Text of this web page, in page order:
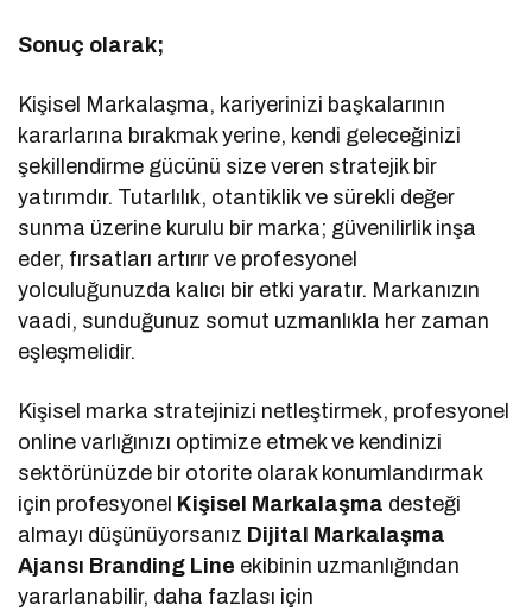
Sonuç olarak;
Kişisel Markalaşma, kariyerinizi başkalarının
kararlarına bırakmak yerine, kendi geleceğinizi
şekillendirme gücünü size veren stratejik bir
yatırımdır. Tutarlılık, otantiklik ve sürekli değer
sunma üzerine kurulu bir marka; güvenilirlik inşa
eder, fırsatları artırır ve profesyonel
yolculuğunuzda kalıcı bir etki yaratır. Markanızın
vaadi, sunduğunuz somut uzmanlıkla her zaman
eşleşmelidir.
Kişisel marka stratejinizi netleştirmek, profesyonel
online varlığınızı optimize etmek ve kendinizi
sektörünüzde bir otorite olarak konumlandırmak
için profesyonel Kişisel Markalaşma desteği
almayı düşünüyorsanız Dijital Markalaşma
Ajansı Branding Line ekibinin uzmanlığından
yararlanabilir, daha fazlası için